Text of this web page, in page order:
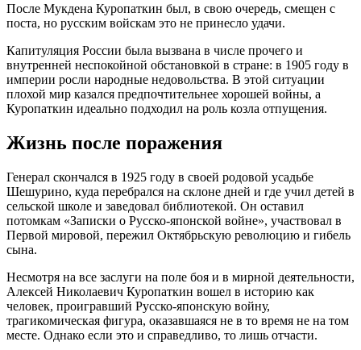
После Мукдена Куропаткин был, в свою очередь, смещен с
поста, но русским войскам это не принесло удачи.
Капитуляция России была вызвана в числе прочего и
внутренней неспокойной обстановкой в стране: в 1905 году в
империи росли народные недовольства. В этой ситуации
плохой мир казался предпочтительнее хорошей войны, а
Куропаткин идеально подходил на роль козла отпущения.
Жизнь после поражения
Генерал скончался в 1925 году в своей родовой усадьбе
Шешурино, куда перебрался на склоне дней и где учил детей в
сельской школе и заведовал библиотекой. Он оставил
потомкам «Записки о Русско-японской войне», участвовал в
Первой мировой, пережил Октябрьскую революцию и гибель
сына.
Несмотря на все заслуги на поле боя и в мирной деятельности,
Алексей Николаевич Куропаткин вошел в историю как
человек, проигравший Русско-японскую войну,
трагикомическая фигура, оказавшаяся не в то время не на том
месте. Однако если это и справедливо, то лишь отчасти.